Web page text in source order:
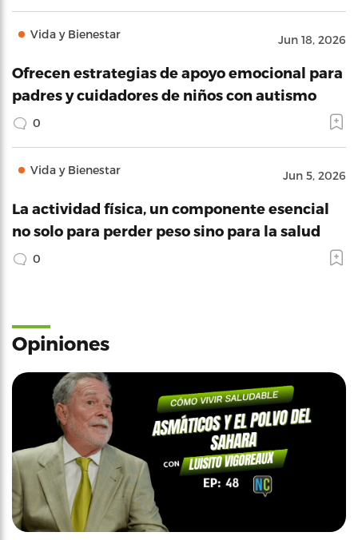
Vida y Bienestar Jun 18, 2026
Ofrecen estrategias de apoyo emocional para
padres y cuidadores de niños con autismo
0
Vida y Bienestar Jun 5, 2026
La actividad física, un componente esencial
no solo para perder peso sino para la salud
0
Opiniones